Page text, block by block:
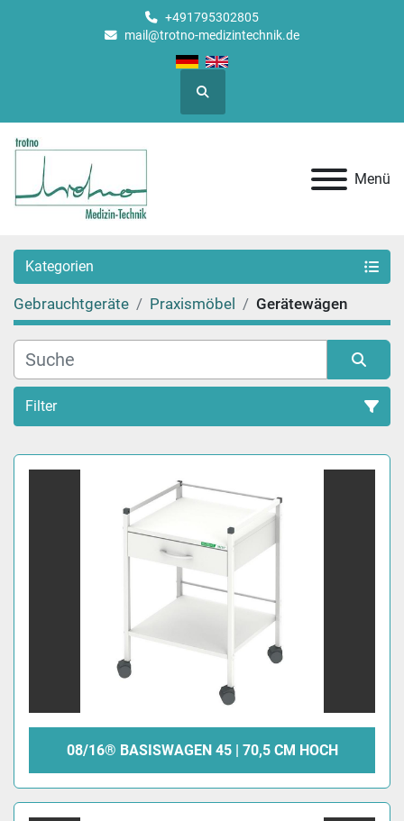
+491795302805
mail@trotno-medizintechnik.de
Suche
Menü
Kategorien
Gebrauchtgeräte Praxismöbel Gerätewägen
Filter
Sortieren nach
08/16® BASISWAGEN 45 | 70,5 CM HOCH